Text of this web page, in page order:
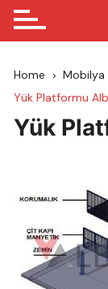
Home Mobilya
Yük Platformu
Yük